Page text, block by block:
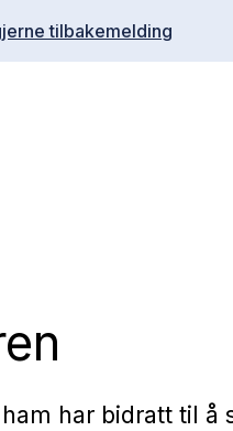
tilbakemelding
har bidratt til å